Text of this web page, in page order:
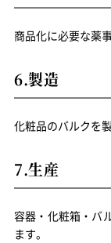
商品化に必要な薬
6.製造
化粧品のバルクを
7.生産
容器・化粧箱・バ
ます。